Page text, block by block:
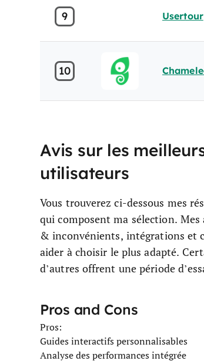
9 Usertour
10
Avis sur les
utilisateurs
Vous trouverez ci-dessous mes
qui composent ma sélection.
& inconvénients, intégrations et
aider à choisir le plus adapté.
d’autres offrent une période
Pros and Cons
Pros:
Guides interactifs personnalisables
Analyse des performances intégrée